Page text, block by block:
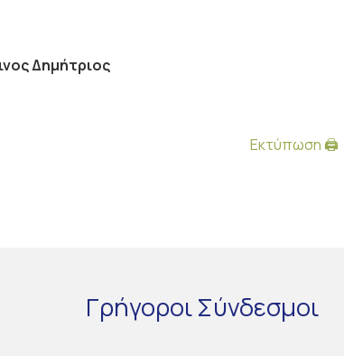
Δημήτριος
Εκτύπωση 🖨
ΓρήγοροιΣύνδεσμοι